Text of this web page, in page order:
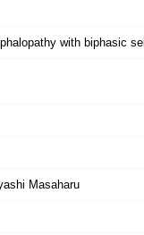
with biphasic
Masaharu